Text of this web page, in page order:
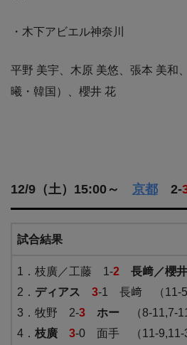
・木下アビエル神奈川
平野 美宇、木原 美悠、張本 美和
曦・韓国）、櫻井 花
12/9（土）15:00～ 京都 2-
試合結果
1．枝廣／工藤 1-2 長﨑／櫻井
2． ディアス 3-1 長﨑 （11-
3．牧野 2-3 ホー （8-11,7-
4． 枝廣 3-0 面手 （11-9,11-